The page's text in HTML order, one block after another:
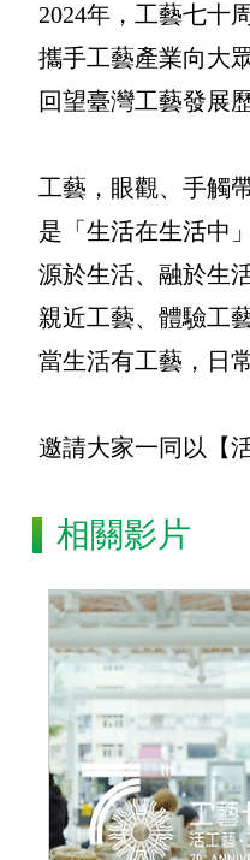
2024年，工藝七十
攜手工藝產業向大
回望臺灣工藝發展
工藝，眼觀、手觸
是「生活在生活中
源於生活、融於生
親近工藝、體驗工
當生活有工藝，日
邀請大家一同以【
相關影片